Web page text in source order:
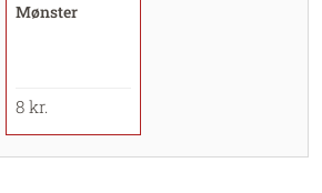
Mønster
8 kr.